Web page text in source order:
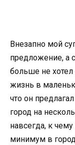
Внезапно мой
предложение, а
больше не
жизнь в
что он
город на
навсегда, к
минимум в